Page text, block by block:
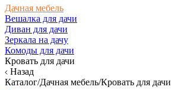
Дачная мебель
Вешалка для дачи
Диван для дачи
Зеркала на дачу
Комоды для дачи
Кровать для дачи
Назад
Каталог/Дачная мебель/Кровать для дачи